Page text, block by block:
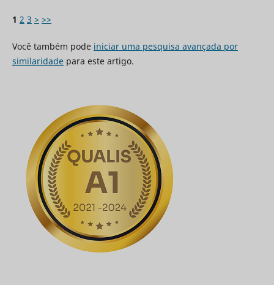
1 2 3 > >>
Você também pode iniciar uma pesquisa avançada por
similaridadepara este artigo.